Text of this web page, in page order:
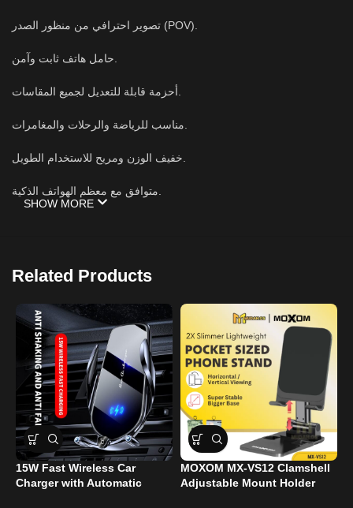
تصوير احترافي من منظور الصدر (POV).
حامل هاتف ثابت وآمن.
أحزمة قابلة للتعديل لجميع المقاسات.
مناسب للرياضة والرحلات والمغامرات.
خفيف الوزن ومريح للاستخدام الطويل.
متوافق مع معظم الهواتف الذكية.
SHOW MORE
Related Products
15W Fast Wireless Car
Charger with Automatic
MOXOM MX-VS12 Clamshell
Adjustable Mount Holder